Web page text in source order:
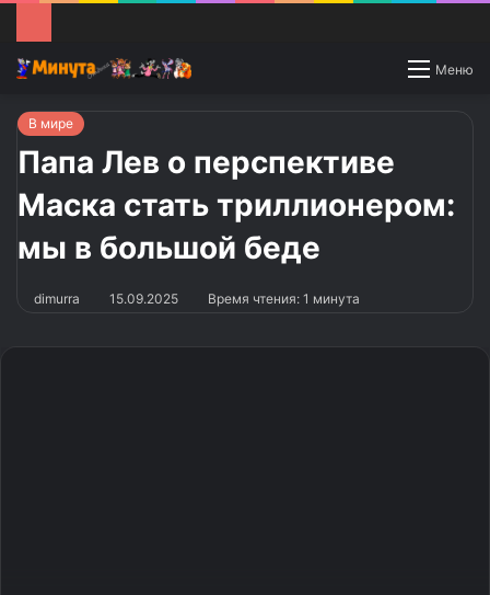
Меню
Switch
В мире
Папа Лев о перспективе
Маска стать триллионером:
мы в большой беде
dimurra 15.09.2025 Время чтения: 1 минута